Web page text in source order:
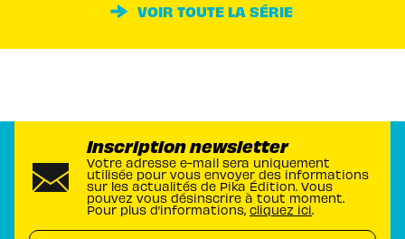
VOIR TOUTE LA SÉRIE
Inscription newsletter
Votre adresse e-mail sera uniquement
utilisée pour vous envoyer des informations
sur les actualités de Pika Édition. Vous
pouvez vous désinscrire à tout moment.
Pour plus d’informations, cliquez ici.